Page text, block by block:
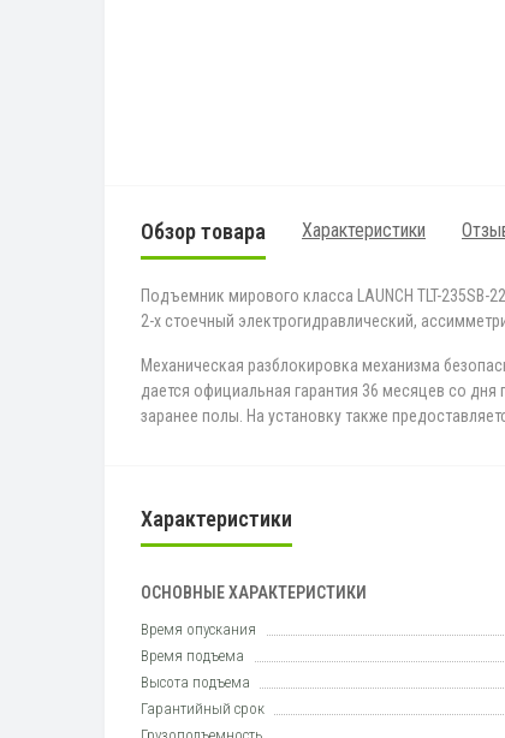
Обзор товара Характеристики
Подъемник мирового класса LAUNCH TLT-
2-х стоечный электрогидравлический,
Механическая разблокировка механизма
дается официальная гарантия 36 месяцев со
заранее полы. На установку также
Характеристики
ОСНОВНЫЕ ХАРАКТЕРИСТИКИ
Время опускания
Время подъема
Высота подъема
Гарантийный срок